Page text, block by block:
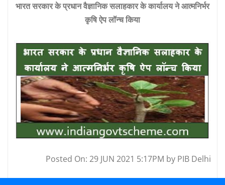
भारत सरकार के प्रधान वैज्ञानिक सलाहकार के कार्यालय ने आत्मनिर्भर
कृषि ऐप लॉन्च किया
Posted On: 29 JUN 2021 5:17PM by PIB Delhi